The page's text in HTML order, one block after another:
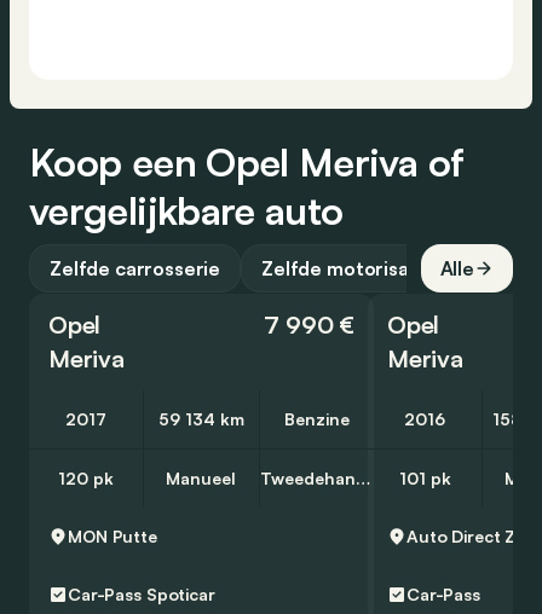
Koop een Opel Meriva of
vergelijkbare auto
Zelfde carrosserie Zelfde motorisatie Alle
Opel
Meriva
7 990 €
2017 59 134 km Benzine
120 pk Manueel Tweedehands
MON Putte
Car-Pass Spoticar
Opel
Meriva
2016 158
101 pk
Auto Direct
Car-Pass